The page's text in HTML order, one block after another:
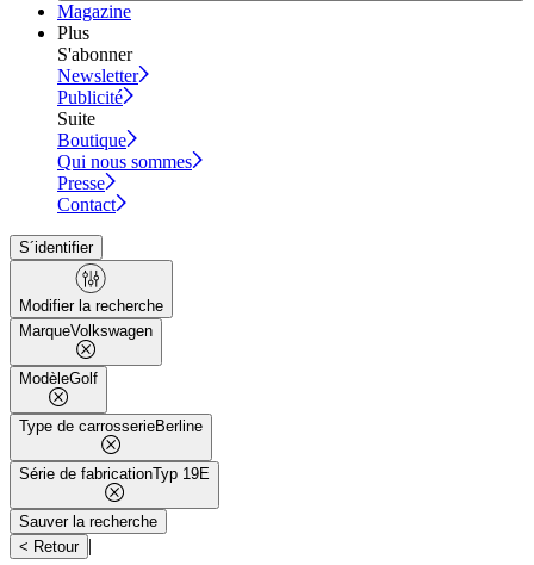
Magazine
Plus
S'abonner
Newsletter
Publicité
Suite
Boutique
Qui nous sommes
Presse
Contact
S´identifier
Modifier la recherche
MarqueVolkswagen
ModèleGolf
Type de carrosserieBerline
Série de fabricationTyp 19E
Sauver la recherche
< Retour |